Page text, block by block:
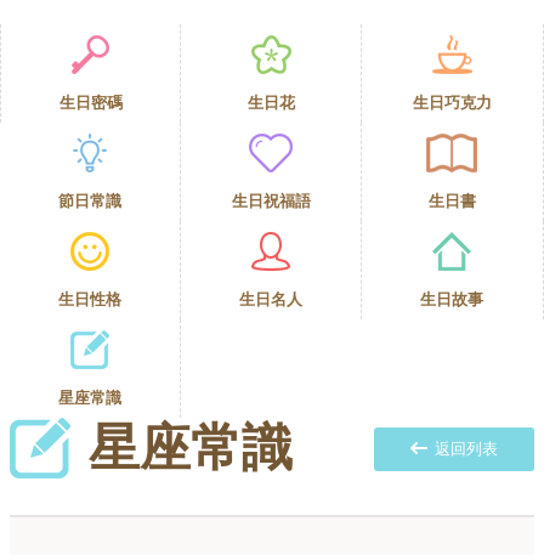
生日密碼 生日花 生日巧克力
節日常識 生日祝福語 生日書
生日性格 生日名人 生日故事
星座常識
星座常識 返回列表